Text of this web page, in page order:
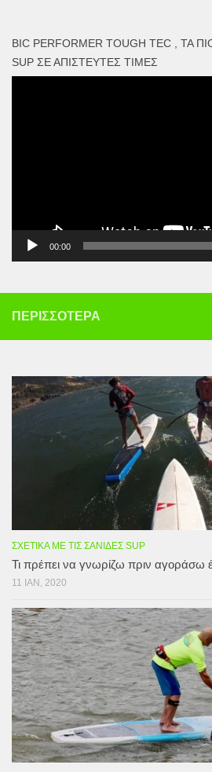
BIC PERFORMER TOUGH TEC , ΤΑ
SUP ΣΕ ΑΠΊΣΤΕΥΤΕΣ ΤΙΜΈΣ
00:00
ΠΕΡΙΣΣΌΤΕΡΑ
ΣΧΕΤΙΚΆ ΜΕ ΤΙΣ ΣΑΝΊΔΕΣ SUP
Τι πρέπει να γνωρίζω πριν αγοράσω
11 ΙΑΝ, 2020